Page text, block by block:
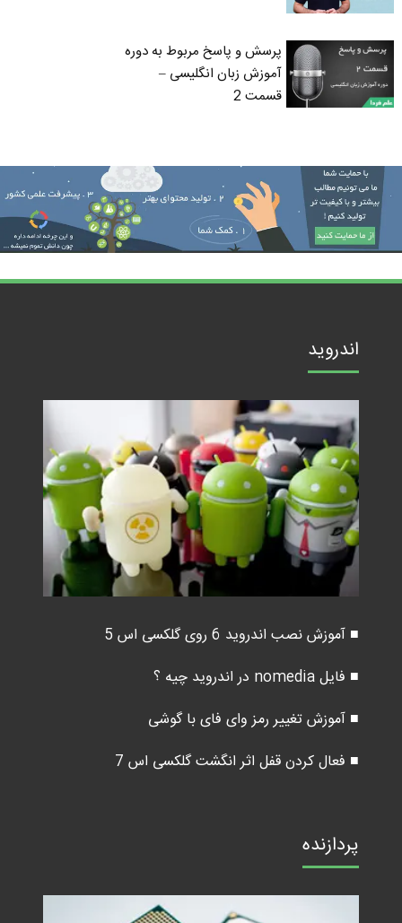
پرسش و پاسخ مربوط به دوره
آموزش زبان انگلیسی –
قسمت 2
اندروید
■ آموزش نصب اندروید 6 روی گلکسی اس 5
■ فایل nomedia در اندروید چیه ؟
■ آموزش تغییر رمز وای فای با گوشی
■ فعال کردن قفل اثر انگشت گلکسی اس 7
پردازنده